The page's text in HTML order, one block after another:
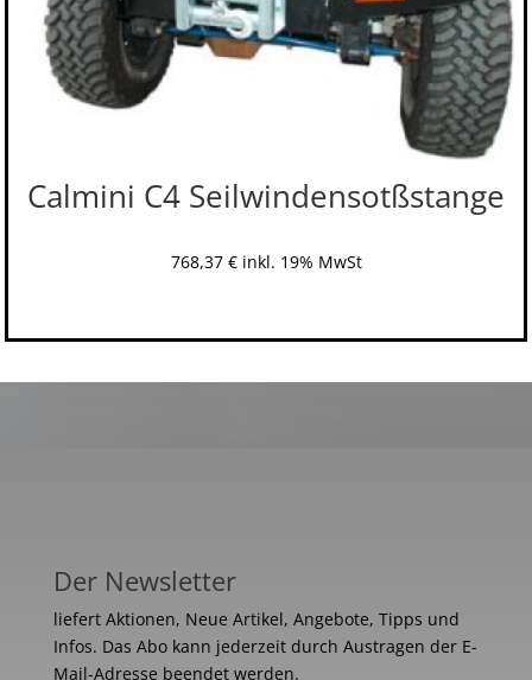
Calmini C4 Seilwindensotßstange
768,37 € inkl. 19% MwSt
Der Newsletter
liefert Aktionen, Neue Artikel, Angebote, Tipps und
Infos. Das Abo kann jederzeit durch Austragen der E-
Mail-Adresse beendet werden.